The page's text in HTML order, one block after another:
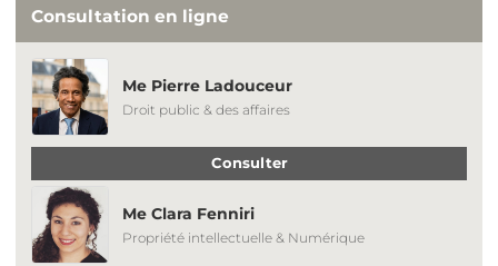
Consultation en ligne
Me Pierre Ladouceur
Droit public & des affaires
Consulter
Me Clara Fenniri
Propriété intellectuelle & Numérique